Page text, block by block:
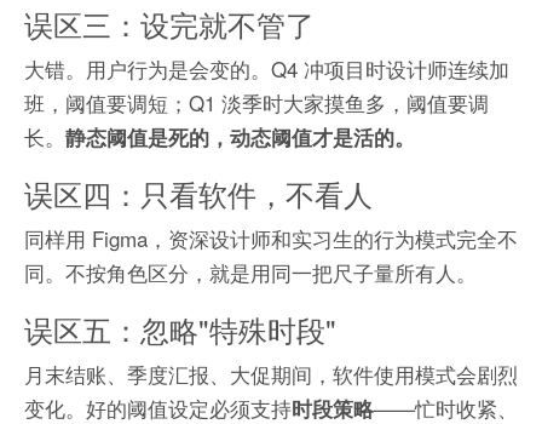
误区三：设完就不管了
大错。用户行为是会变的。Q4 冲项目时设计师连续加
班，阈值要调短；Q1 淡季时大家摸鱼多，阈值要调
长。 静态阈值是死的，动态阈值才是活的。
误区四：只看软件，不看人
同样用 Figma，资深设计师和实习生的行为模式完全不
同。不按角色区分，就是用同一把尺子量所有人。
误区五：忽略"特殊时段"
月末结账、季度汇报、大促期间，软件使用模式会剧烈
变化。好的阈值设定必须支持时段策略——忙时收紧、